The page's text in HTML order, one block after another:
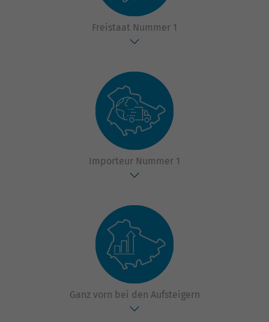
Freistaat Nummer 1
Importeur Nummer 1
Ganz vorn bei den Aufsteigern